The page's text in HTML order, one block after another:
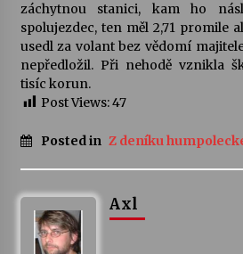
Vysočinka
17. 7. 2026
14. 7. 2026
Za kulturou kousek za
odkaz Josefa Čapka
záchytnou stanici, kam ho
spolujezdec, ten měl 2,71 promile
usedl za volant bez vědomí
nepředložil. Při nehodě vznikla
tisíc korun.
Post Views:47
Posted in Z deníku
Axl